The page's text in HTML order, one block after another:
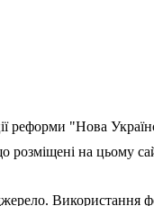
реформи "Нова
на цьому
Використання